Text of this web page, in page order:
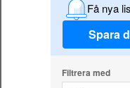
Få nya
Spara
Filtrera med